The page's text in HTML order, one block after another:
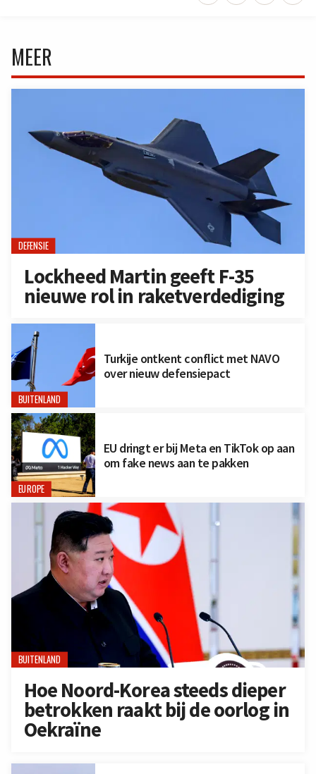
MEER
DEFENSIE
Lockheed Martin geeft F-35
nieuwe rol in raketverdediging
BUITENLAND
Turkije ontkent conflict met NAVO
over nieuw defensiepact
EUROPE
EU dringt er bij Meta en TikTok op aan
om fake news aan te pakken
BUITENLAND
Hoe Noord-Korea steeds dieper
betrokken raakt bij de oorlog in
Oekraïne